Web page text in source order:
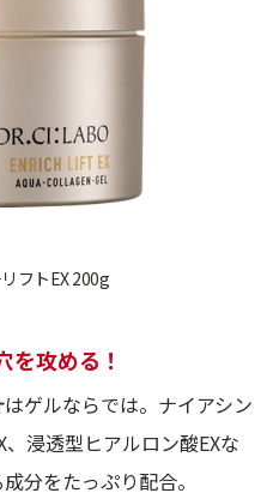
フトEX 200g
を攻める！
ゲルならでは。ナイアシン
浸透型ヒアルロン酸EXな
分をたっぷり配合。